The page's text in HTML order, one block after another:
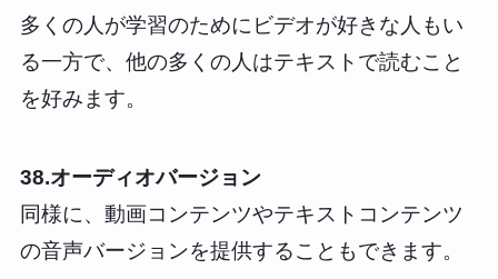
多くの人が学習のためにビデオが好きな人もい
る一方で、他の多くの人はテキストで読むこと
を好みます。
38.オーディオバージョン
同様に、動画コンテンツやテキストコンテンツ
の音声バージョンを提供することもできます。